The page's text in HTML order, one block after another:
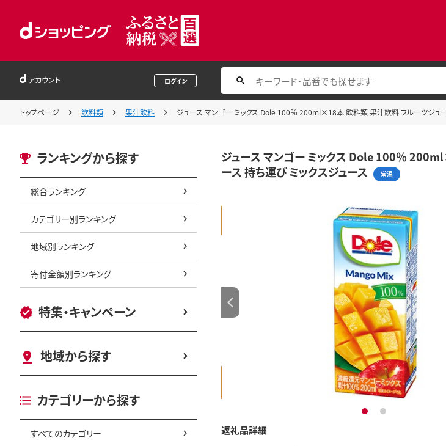
アカウント ログイン
トップページ 飲料類 果汁飲料 ジュース マンゴー ミックス Dole 100％ 200ml×18本 飲料類 果汁飲料 フルーツジュ
ランキングから探す
総合ランキング
カテゴリー別ランキング
地域別ランキング
寄付金額別ランキング
特集・キャンペーン
地域から探す
カテゴリーから探す
すべてのカテゴリー
ジュース マンゴー ミックス Dole 100％
ース 持ち運び ミックスジュース
常温
1 2
返礼品詳細